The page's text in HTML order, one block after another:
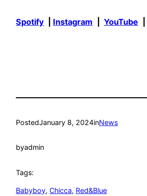
Spotify Instagram YouTube
PostedJanuary 8, 2024inNews
byadmin
Tags:
Babyboy, Chicca, Red&Blue